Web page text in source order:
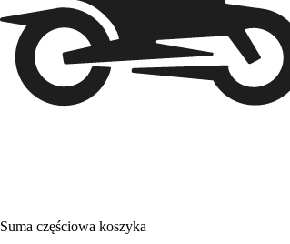
Suma częściowa koszyka